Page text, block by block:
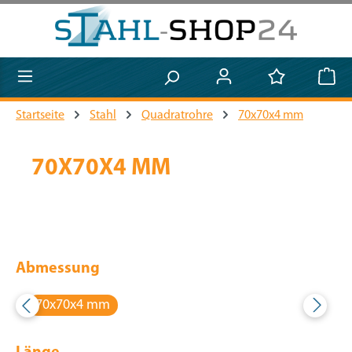
Zum Hauptinhalt springen
Startseite Stahl Quadratrohre 70x70x4 mm
70X70X4 MM
Abmessung
70x70x4 mm